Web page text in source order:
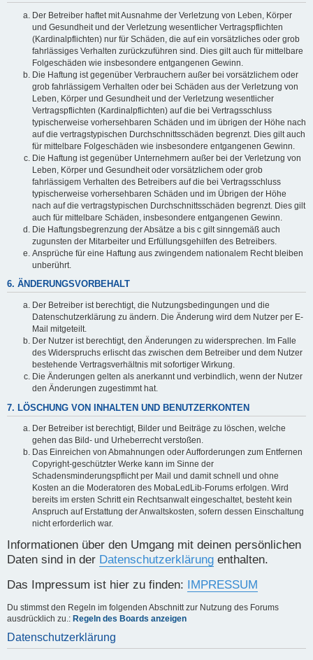
Der Betreiber haftet mit Ausnahme der Verletzung von Leben, Körper
und Gesundheit und der Verletzung wesentlicher Vertragspflichten
(Kardinalpflichten) nur für Schäden, die auf ein vorsätzliches oder grob
fahrlässiges Verhalten zurückzuführen sind. Dies gilt auch für mittelbare
Folgeschäden wie insbesondere entgangenen Gewinn.
Die Haftung ist gegenüber Verbrauchern außer bei vorsätzlichem oder
grob fahrlässigem Verhalten oder bei Schäden aus der Verletzung von
Leben, Körper und Gesundheit und der Verletzung wesentlicher
Vertragspflichten (Kardinalpflichten) auf die bei Vertragsschluss
typischerweise vorhersehbaren Schäden und im übrigen der Höhe nach
auf die vertragstypischen Durchschnittsschäden begrenzt. Dies gilt auch
für mittelbare Folgeschäden wie insbesondere entgangenen Gewinn.
Die Haftung ist gegenüber Unternehmern außer bei der Verletzung von
Leben, Körper und Gesundheit oder vorsätzlichem oder grob
fahrlässigem Verhalten des Betreibers auf die bei Vertragsschluss
typischerweise vorhersehbaren Schäden und im Übrigen der Höhe
nach auf die vertragstypischen Durchschnittsschäden begrenzt. Dies gilt
auch für mittelbare Schäden, insbesondere entgangenen Gewinn.
Die Haftungsbegrenzung der Absätze a bis c gilt sinngemäß auch
zugunsten der Mitarbeiter und Erfüllungsgehilfen des Betreibers.
Ansprüche für eine Haftung aus zwingendem nationalem Recht bleiben
unberührt.
6. ÄNDERUNGSVORBEHALT
Der Betreiber ist berechtigt, die Nutzungsbedingungen und die
Datenschutzerklärung zu ändern. Die Änderung wird dem Nutzer per E-
Mail mitgeteilt.
Der Nutzer ist berechtigt, den Änderungen zu widersprechen. Im Falle
des Widerspruchs erlischt das zwischen dem Betreiber und dem Nutzer
bestehende Vertragsverhältnis mit sofortiger Wirkung.
Die Änderungen gelten als anerkannt und verbindlich, wenn der Nutzer
den Änderungen zugestimmt hat.
7. LÖSCHUNG VON INHALTEN UND BENUTZERKONTEN
Der Betreiber ist berechtigt, Bilder und Beiträge zu löschen, welche
gehen das Bild- und Urheberrecht verstoßen.
Das Einreichen von Abmahnungen oder Aufforderungen zum Entfernen
Copyright-geschützter Werke kann im Sinne der
Schadensminderungspflicht per Mail und damit schnell und ohne
Kosten an die Moderatoren des MobaLedLib-Forums erfolgen. Wird
bereits im ersten Schritt ein Rechtsanwalt eingeschaltet, besteht kein
Anspruch auf Erstattung der Anwaltskosten, sofern dessen Einschaltung
nicht erforderlich war.
Informationen über den Umgang mit deinen persönlichen
Daten sind in der Datenschutzerklärung enthalten.
Das Impressum ist hier zu finden: IMPRESSUM
Du stimmst den Regeln im folgenden Abschnitt zur Nutzung des Forums
ausdrücklich zu.: Regeln des Boards anzeigen
Datenschutzerklärung